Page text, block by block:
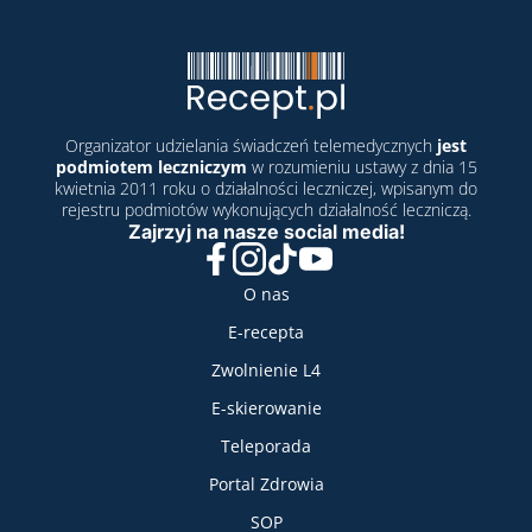
Organizator udzielania świadczeń telemedycznych jest
podmiotem leczniczym w rozumieniu ustawy z dnia 15
kwietnia 2011 roku o działalności leczniczej, wpisanym do
rejestru podmiotów wykonujących działalność leczniczą.
O nas
E-recepta
Zwolnienie L4
E-skierowanie
Teleporada
Portal Zdrowia
SOP
Zajrzyj na nasze social media!
Facebook
Instagram
TikTokYouTube